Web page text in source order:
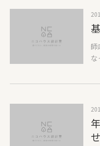
た
暖
ま
家
期
の
る
置
屋
師
な
ま
り
思
も